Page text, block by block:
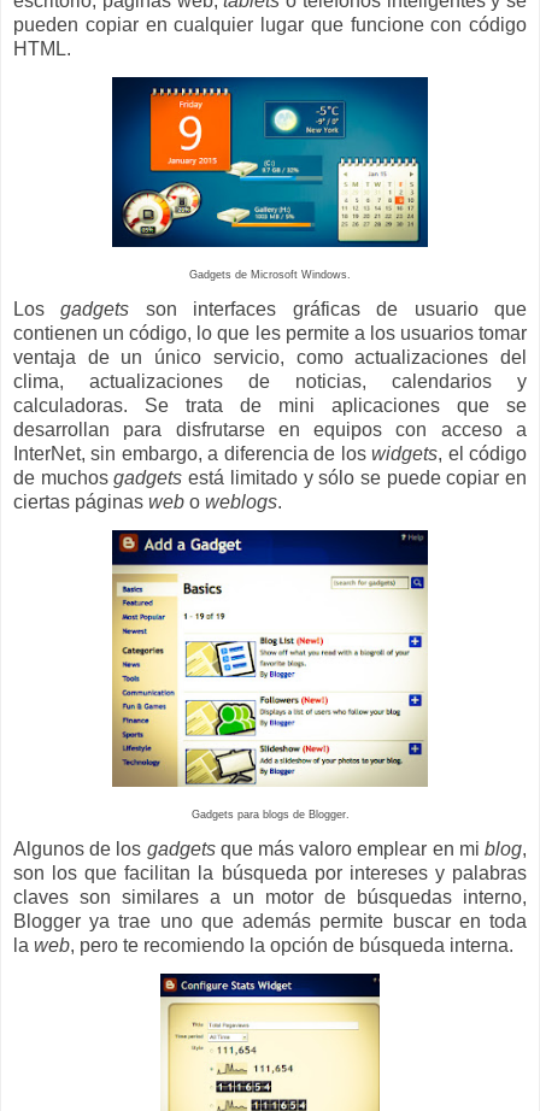
pueden copiar en cualquier lugar que funcione con código
HTML.
Gadgets de Microsoft Windows.
Losgadgets son interfaces gráficas de usuarioque
contienen un código, lo que les permite a los usuarios tomar
ventaja de un único servicio, como actualizaciones del
clima, actualizaciones de noticias, calendarios y
calculadoras. Se trata de mini aplicaciones que se
desarrollan para disfrutarse en equipos con acceso a
InterNet, sin embargo, a diferencia de loswidgets, el código
de muchosgadgets está limitado y sólo se puede copiar en
ciertas páginas web o weblogs.
Gadgets para blogs de Blogger.
Algunos de los gadgetsque más valoro emplear en miblog,
son los que facilitan la búsqueda por intereses y palabras
claves son similares a un motor de búsquedas interno,
Blogger ya trae uno que además permite buscar en toda
la web, pero te recomiendo la opción de búsqueda interna.